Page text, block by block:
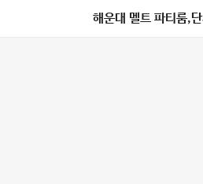
해운대 멜트 파티룸,